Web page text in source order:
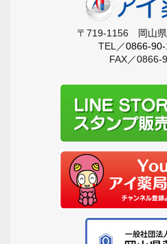
〒719-1156 岡山県
TEL／0866-90-
FAX／0866-